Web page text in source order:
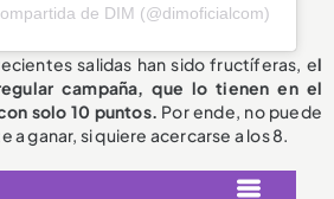
de DIM (@dimoficialcom)
salidas han sido fructíferas, el
campaña, que lo tienen en el
solo 10 puntos. Por ende, no puede
a ganar, si quiere acercarse a los 8.